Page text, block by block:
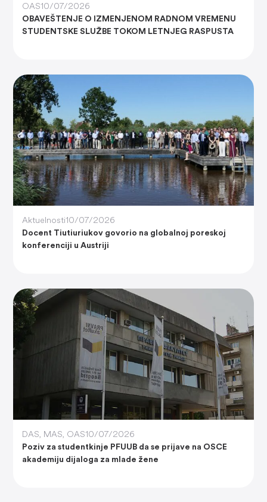
OAS10/07/2026
OBAVEŠTENJE O IZMENJENOM RADNOM VREMENU
STUDENTSKE SLUŽBE TOKOM LETNJEG RASPUSTA
Aktuelnosti10/07/2026
Docent Tiutiuriukov govorio na globalnoj poreskoj
konferenciji u Austriji
DAS, MAS, OAS10/07/2026
Poziv za studentkinje PFUUB da se prijave na OSCE
akademiju dijaloga za mlade žene